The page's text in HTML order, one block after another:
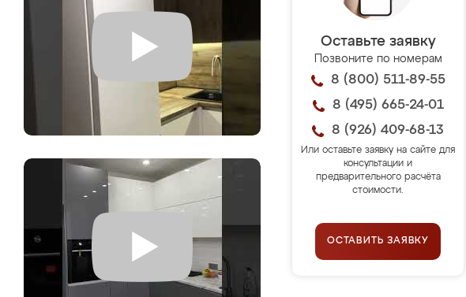
Оставьте заявку
Позвоните по номерам
8 (800) 511-89-55
8 (495) 665-24-01
8 (926) 409-68-13
Или оставьте заявку на сайте для
консультации и
предварительного расчёта
стоимости.
ОСТАВИТЬ ЗАЯВКУ